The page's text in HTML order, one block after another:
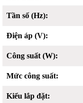
Tần số (Hz):
Điện áp (V):
Công suất (W):
Mức công suất:
Kiểu lắp đặt: